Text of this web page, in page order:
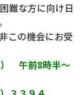
難な方に向け日
この機会にお受
） 午前8時半～